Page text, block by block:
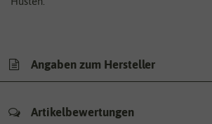
Angaben zum Hersteller
Artikelbewertungen